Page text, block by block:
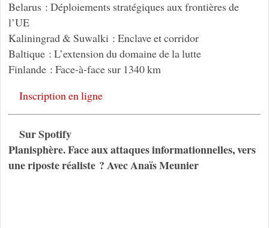
Belarus : Déploiements stratégiques aux frontières de
l’UE
Kaliningrad & Suwalki : Enclave et corridor
Baltique : L’extension du domaine de la lutte
Finlande : Face-à-face sur 1340 km
Inscription en ligne
Sur Spotify
Planisphère. Face aux attaques informationnelles, vers
une riposte réaliste ? Avec Anaïs Meunier